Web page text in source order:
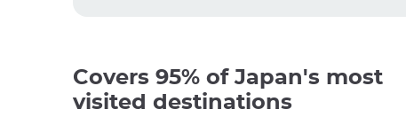
Covers 95% of Japan's most
visited destinations